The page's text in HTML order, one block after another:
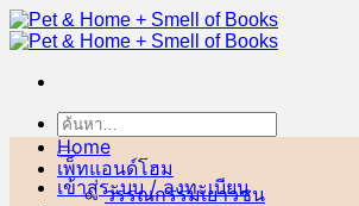
ข้าม
ไป
เนื้อหา
ค้นหา:
เข้าสู่ระบบ / ลงทะเบียน
Home
เพ็ทแอนด์โฮม
วรรณกรรมเยาวชน